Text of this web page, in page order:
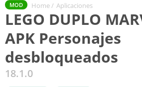
MOD Home / Aplicaciones
LEGO DUPLO
APK Personajes
desbloqueados
18.1.0